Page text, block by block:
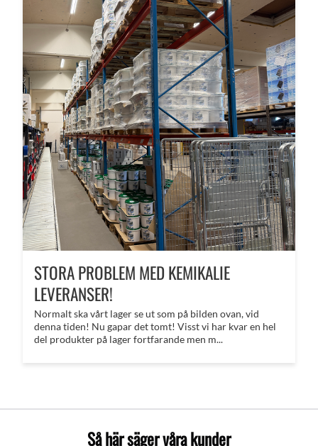
STORA PROBLEM MED KEMIKALIE
LEVERANSER!
Normalt ska vårt lager se ut som på bilden ovan, vid
denna tiden! Nu gapar det tomt! Visst vi har kvar en hel
del produkter på lager fortfarande men m...
Så här säger våra kunder